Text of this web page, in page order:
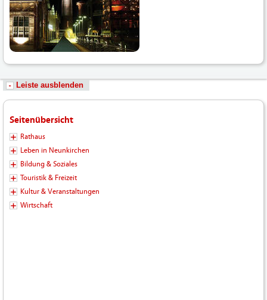
Leiste ausblenden
Seitenübersicht
Rathaus
Leben in Neunkirchen
Bildung & Soziales
Touristik & Freizeit
Kultur & Veranstaltungen
Wirtschaft